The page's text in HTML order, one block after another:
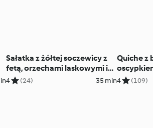
Sałatka z żółtej soczewicy z
fetą, orzechami laskowymi i
grejpfrutem
4 (24) 35 min
Quiche z
spodzie
4 (109)